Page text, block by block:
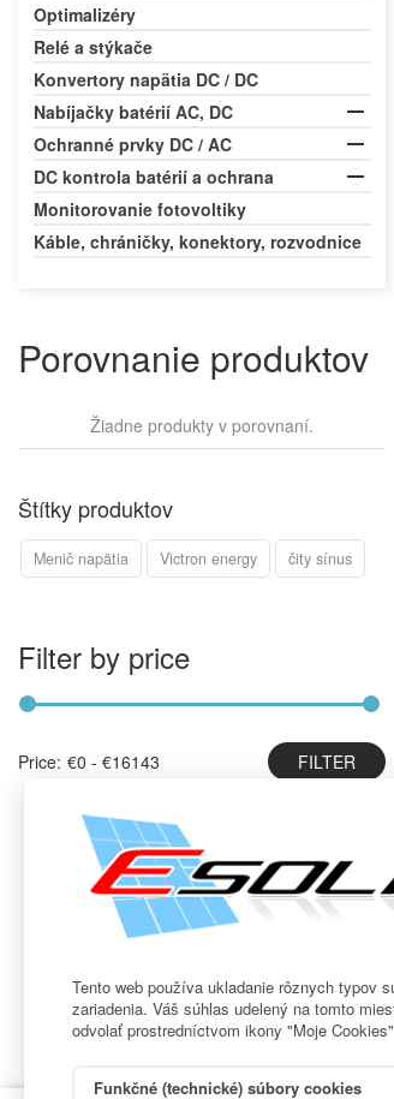
Optimalizéry
Relé a stýkače
Konvertory napätia DC / DC
Nabíjačky batérií AC, DC

Ochranné prvky DC / AC 
DC kontrola batérií a ochrana 
Monitorovanie fotovoltiky
Káble, chráničky, konektory, rozvodnice
Porovnanie produktov
Žiadne produkty v porovnaní.
Štítky produktov
Menič napätia Victron energy čity sínus
Filter by price
Price: €0 - €16143
Tento web používa ukladanie rôznych typov
zariadenia. Váš súhlas udelený na tomto
odvolať prostredníctvom ikony "Moje
Funkčné (technické) súbory cookies